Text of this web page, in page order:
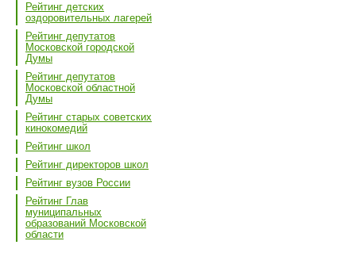
Рейтинг детских
оздоровительных лагерей
Рейтинг депутатов
Московской городской
Думы
Рейтинг депутатов
Московской областной
Думы
Рейтинг старых советских
кинокомедий
Рейтинг школ
Рейтинг директоров школ
Рейтинг вузов России
Рейтинг Глав
муниципальных
образований Московской
области